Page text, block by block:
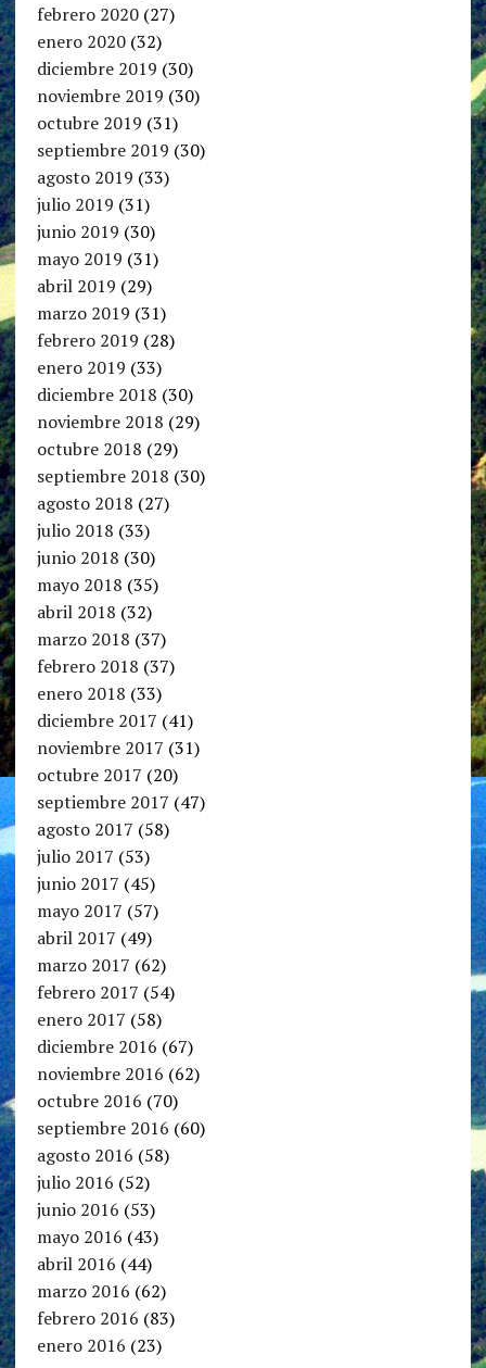
febrero 2020(27)
enero 2020(32)
diciembre 2019 (30)
noviembre 2019 (30)
octubre 2019 (31)
septiembre 2019 (30)
agosto 2019 (33)
julio 2019 (31)
junio 2019 (30)
mayo 2019 (31)
abril 2019 (29)
marzo 2019 (31)
febrero 2019 (28)
enero 2019 (33)
diciembre 2018 (30)
noviembre 2018 (29)
octubre 2018 (29)
septiembre 2018 (30)
agosto 2018 (27)
julio 2018 (33)
junio 2018 (30)
mayo 2018 (35)
abril 2018 (32)
marzo 2018 (37)
febrero 2018 (37)
enero 2018 (33)
diciembre 2017 (41)
noviembre 2017 (31)
octubre 2017 (20)
septiembre 2017 (47)
agosto 2017 (58)
julio 2017 (53)
junio 2017 (45)
mayo 2017 (57)
abril 2017 (49)
marzo 2017 (62)
febrero 2017 (54)
enero 2017 (58)
diciembre 2016 (67)
noviembre 2016 (62)
octubre 2016 (70)
septiembre 2016 (60)
agosto 2016 (58)
julio 2016 (52)
junio 2016 (53)
mayo 2016 (43)
abril 2016 (44)
marzo 2016 (62)
febrero 2016 (83)
enero 2016 (23)